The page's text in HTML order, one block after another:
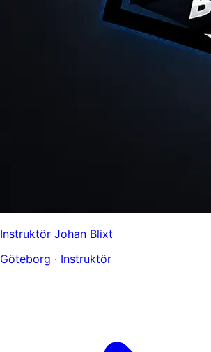
Instruktör Johan Blixt
Göteborg · Instruktör